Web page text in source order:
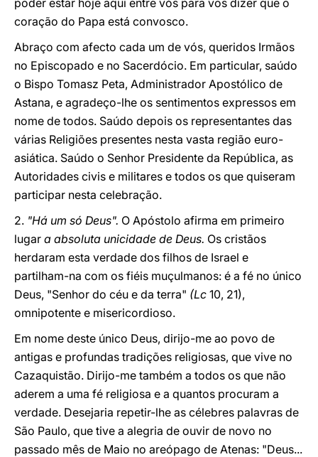
poder estar hoje aqui entre vós para vos dizer que o
coração do Papa está convosco.
Abraço com afecto cada um de vós, queridos Irmãos
no Episcopado e no Sacerdócio. Em particular, saúdo
o Bispo Tomasz Peta, Administrador Apostólico de
Astana, e agradeço-lhe os sentimentos expressos em
nome de todos. Saúdo depois os representantes das
várias Religiões presentes nesta vasta região euro-
asiática. Saúdo o Senhor Presidente da República, as
Autoridades civis e militares e todos os que quiseram
participar nesta celebração.
2. "Há um só Deus". O Apóstolo afirma em primeiro
lugar a absoluta unicidade de Deus. Os cristãos
herdaram esta verdade dos filhos de Israel e
partilham-na com os fiéis muçulmanos: é a fé no único
Deus, "Senhor do céu e da terra" (Lc 10, 21),
omnipotente e misericordioso.
Em nome deste único Deus, dirijo-me ao povo de
antigas e profundas tradições religiosas, que vive no
Cazaquistão. Dirijo-me também a todos os que não
aderem a uma fé religiosa e a quantos procuram a
verdade. Desejaria repetir-lhe as célebres palavras de
São Paulo, que tive a alegria de ouvir de novo no
passado mês de Maio no areópago de Atenas: "Deus...